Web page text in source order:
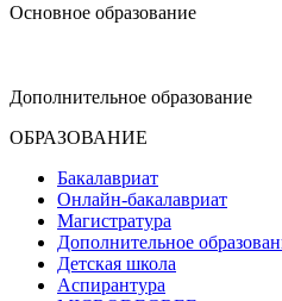
Основное образование
Дополнительное образование
ОБРАЗОВАНИЕ
Бакалавриат
Онлайн-бакалавриат
Магистратура
Дополнительное
Детская школа
Аспирантура